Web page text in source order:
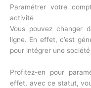
Paramétrer votre
activité
Vous pouvez changer
ligne. En effet, c’est
pour intégrer une
Profitez-en pour
effet, avec ce statut,